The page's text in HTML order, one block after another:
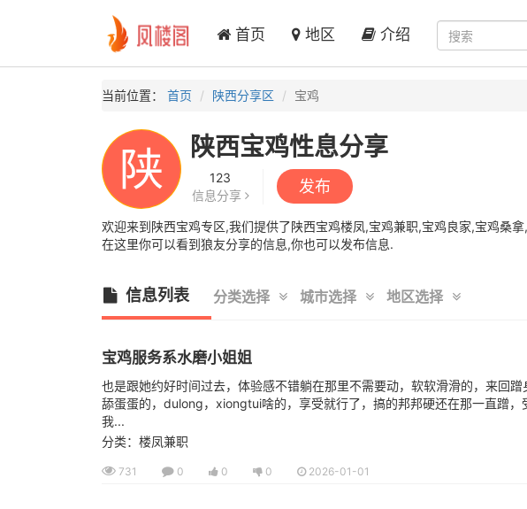
首页 地区 介绍
当前位置： 首页 陕西分享区 宝鸡
陕 陕西宝鸡性息分享
123
信息分享
发布
欢迎来到陕西宝鸡专区,我们提供了陕西宝鸡楼凤,宝鸡兼职,宝鸡良家,宝鸡桑
在这里你可以看到狼友分享的信息,你也可以发布信息.
信息列表 分类选择 城市选择 地区选择
宝鸡服务系水磨小姐姐
也是跟她约好时间过去，体验感不错躺在那里不需要动，软软滑滑的，来回
舔蛋蛋的，dulong，xiongtui啥的，享受就行了，搞的邦邦硬还在那一直蹭，
我...
分类：楼凤兼职
731 0 0 0 2026-01-01